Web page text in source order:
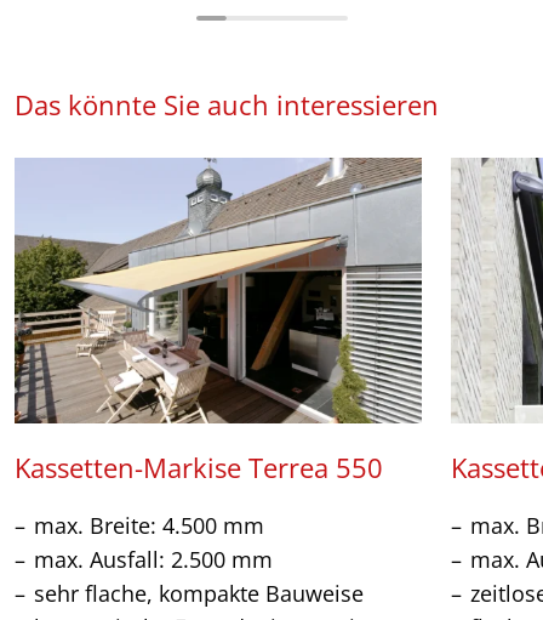
Das könnte Sie auch interessieren
Kassetten-Markise Terrea 550
max. Breite: 4.500 mm
max. Ausfall: 2.500 mm
sehr flache, kompakte Bauweise
max.
max.